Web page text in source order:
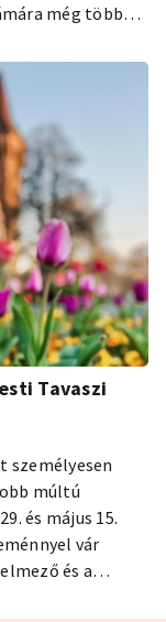
még több
a fővárosi
Tavaszi
személyesen
múltú
és május 15.
vár
és a